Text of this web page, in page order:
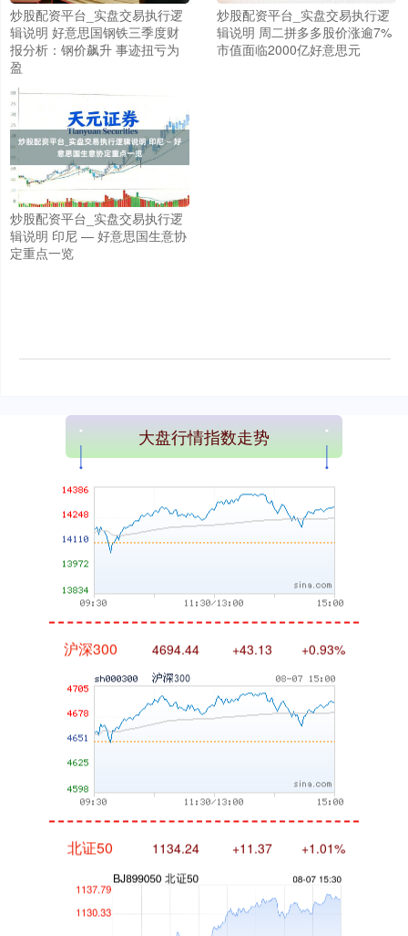
炒股配资平台_实盘交易执行逻
辑说明 好意思国钢铁三季度财
报分析：钢价飙升 事迹扭亏为
盈
炒股配资平台_实盘交易执行逻
辑说明 周二拼多多股价涨逾7%
市值面临2000亿好意思元
炒股配资平台_实盘交易执行逻
辑说明 印尼 — 好意思国生意协
定重点一览
大盘行情指数走势
上证综指 3940.04
深证成指 14311.01 +200.89 +1.42%
沪深300 4694.44 +43.13 +0.93%
北证50 1134.24 +11.37 +1.01%